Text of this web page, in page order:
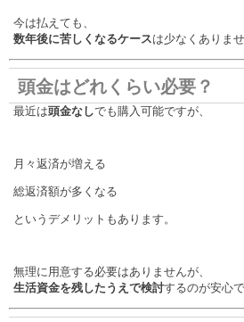
今は払えても、
数年後に苦しくなるケースは少なくありませ
頭金はどれくらい必要？
最近は頭金なしでも購入可能ですが、
月々返済が増える
総返済額が多くなる
というデメリットもあります。
無理に用意する必要はありませんが、
生活資金を残したうえで検討するのが安心で